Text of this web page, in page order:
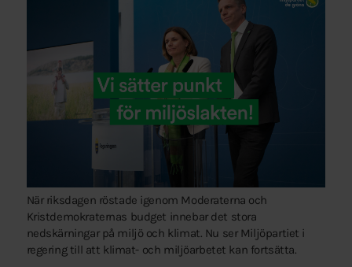
När riksdagen röstade igenom Moderaterna och
Kristdemokraternas budget innebar det stora
nedskärningar på miljö och klimat. Nu ser Miljöpartiet i
regering till att klimat- och miljöarbetet kan fortsätta.